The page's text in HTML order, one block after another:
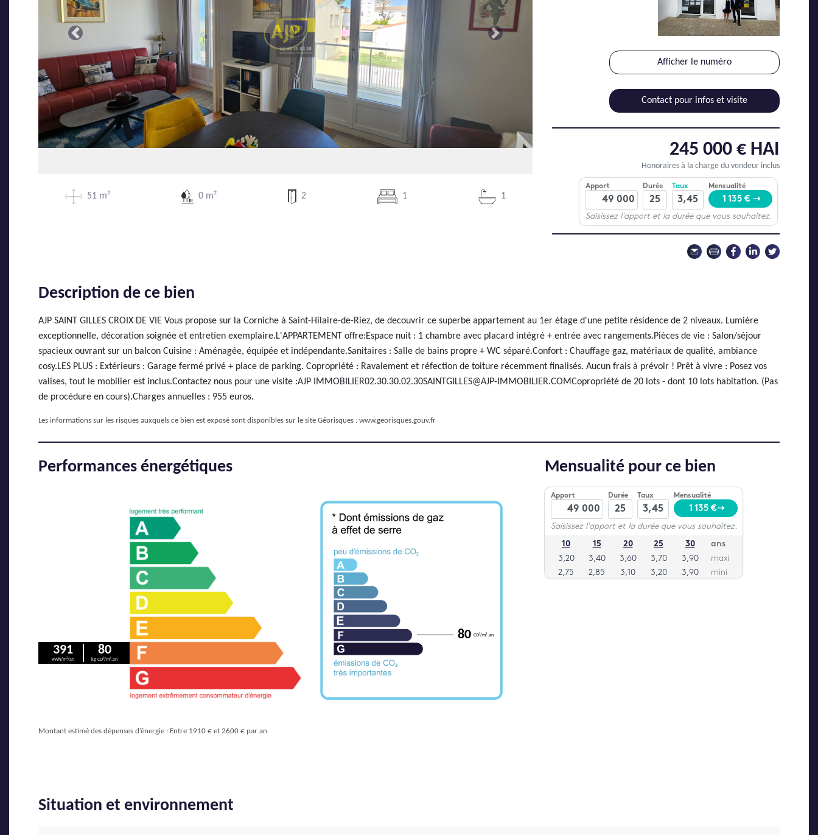
Précédente Suivante
51 m² 0 m² 2 1 1
Afficher le numéro
Contact pour infos et visite
245 000 € HAI
Honoraires à la charge du vendeur inclus
Description de ce bien
AJP SAINT GILLES CROIX DE VIE Vous propose sur la Corniche à Saint-Hilaire-de-Riez, de decouvrir ce superbe appartement au 1er étage d'une petite résidence de 2 niveaux. Lumière
exceptionnelle, décoration soignée et entretien exemplaire.L'APPARTEMENT offre:Espace nuit : 1 chambre avec placard intégré + entrée avec rangements.Pièces de vie : Salon/séjour
spacieux ouvrant sur un balcon Cuisine : Aménagée, équipée et indépendante.Sanitaires : Salle de bains propre + WC séparé.Confort : Chauffage gaz, matériaux de qualité, ambiance
cosy.LES PLUS : Extérieurs : Garage fermé privé + place de parking. Copropriété : Ravalement et réfection de toiture récemment finalisés. Aucun frais à prévoir ! Prêt à vivre : Posez vos
valises, tout le mobilier est inclus.Contactez nous pour une visite :AJP IMMOBILIER02.30.30.02.30SAINTGILLES@AJP-IMMOBILIER.COMCopropriété de 20 lots - dont 10 lots habitation. (Pas
de procédure en cours).Charges annuelles : 955 euros.
Les informations sur les risques auxquels ce bien est exposé sont disponibles sur le site Géorisques : www.georisques.gouv.fr
Performances énergétiques
391
KWh/m²/an
80
kg CO²/m².an
80 CO²/m².an
Montant estimé des dépenses d’énergie : Entre 1910 € et 2600 € par an
Mensualité pour ce bien
Situation et environnement